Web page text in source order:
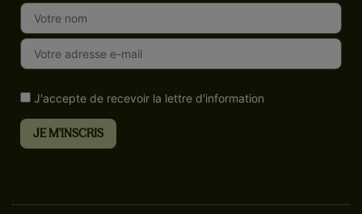
J'accepte de recevoir la lettre d'information